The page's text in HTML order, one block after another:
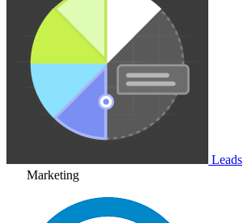
Leads
Marketing